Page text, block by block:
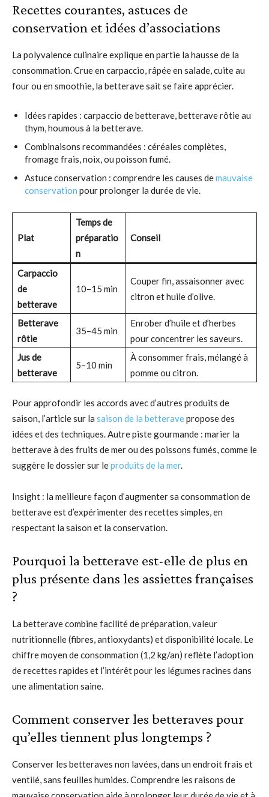
Recettes courantes, astuces de
conservation et idées d’associations
La polyvalence culinaire explique en partie la hausse de la
consommation. Crue en carpaccio, râpée en salade, cuite au
four ou en smoothie, la betterave sait se faire apprécier.
Idées rapides : carpaccio de betterave, betterave rôtie au
thym, houmous à la betterave.
Combinaisons recommandées : céréales complètes,
fromage frais, noix, ou poisson fumé.
Astuce conservation : comprendre les causes demauvaise
conservation pour prolonger la durée de vie.
Plat
Temps de
préparatio
n
Conseil
Carpaccio
de
betterave
10–15 min
Couper fin, assaisonner avec
citron et huile d’olive.
Betterave
rôtie
35–45 min
Enrober d’huile et d’herbes
pour concentrer les saveurs.
Jus de
betterave
5–10 min
À consommer frais, mélangé à
pomme ou citron.
Pour approfondir les accords avec d’autres produits de
saison, l’article sur la saison de la betteravepropose des
idées et des techniques. Autre piste gourmande : marier la
betterave à des fruits de mer ou des poissons fumés, comme le
suggère le dossier sur leproduits de la mer.
Insight : la meilleure façon d’augmenter sa consommation de
betterave est d’expérimenter des recettes simples, en
respectant la saison et la conservation.
Pourquoi la betterave est-elle de plus en
plus présente dans les assiettes françaises
?
La betterave combine facilité de préparation, valeur
nutritionnelle (fibres, antioxydants) et disponibilité locale. Le
chiffre moyen de consommation (1,2 kg/an) reflète l’adoption
de recettes rapides et l’intérêt pour les légumes racines dans
une alimentation saine.
Comment conserver les betteraves pour
qu’elles tiennent plus longtemps ?
Conserver les betteraves non lavées, dans un endroit frais et
ventilé, sans feuilles humides. Comprendre les raisons de